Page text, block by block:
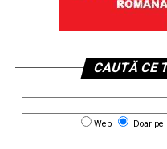
CAUTĂ CE
Web Doar pe